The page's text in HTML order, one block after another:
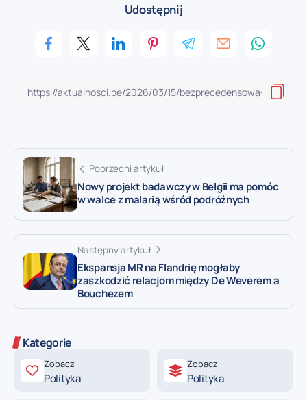
Udostępnij
Poprzedni artykuł
Nowy projekt badawczy w Belgii ma pomóc
w walce z malarią wśród podróżnych
Następny artykuł
Ekspansja MR na Flandrię mogłaby
zaszkodzić relacjom między De Weverem a
Bouchezem
Kategorie
Zobacz
Polityka
Zobacz
Polityka